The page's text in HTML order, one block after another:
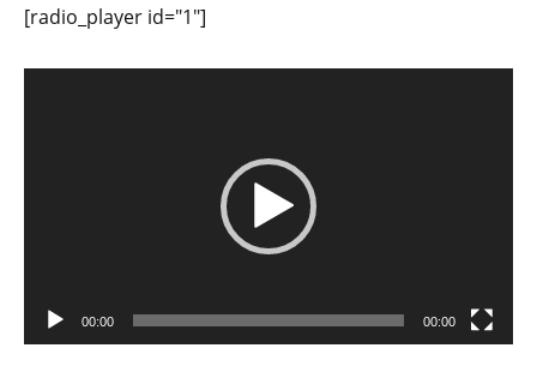
[radio_player id="1"]
00:00 00:00